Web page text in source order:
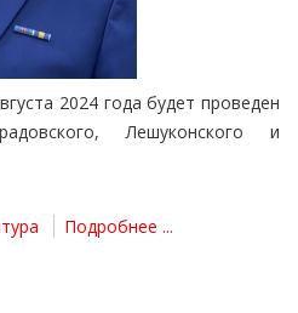
2024 года будет проведен
Лешуконского и
Подробнее ...